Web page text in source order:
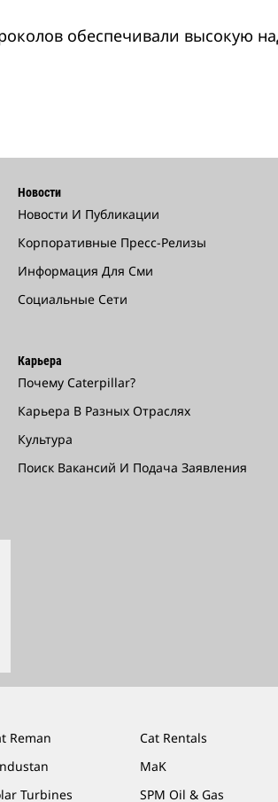
обеспечивали высокую
Новости
Новости И Публикации
Корпоративные Пресс-Релизы
Информация Для Сми
Социальные Сети
Карьера
Почему Caterpillar?
Карьера В Разных Отраслях
Культура
Поиск Вакансий И Подача Заявления
Reman Cat Rentals
MaK
Turbines SPM Oil & Gas